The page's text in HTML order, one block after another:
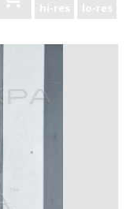
hi-res lo-res